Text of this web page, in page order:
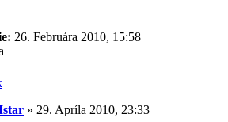
26. Februára 2010, 15:58
» 29. Apríla 2010, 23:33